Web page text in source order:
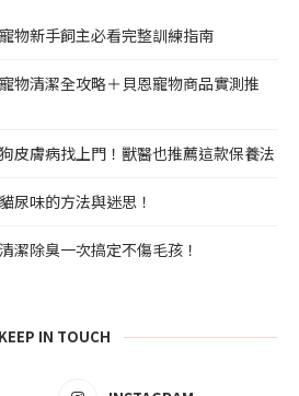
物新手飼主必看完整訓練指南
物清潔全攻略＋貝恩寵物商品實測推
皮膚病找上門！獸醫也推薦這款保養法
尿味的方法與迷思！
潔除臭一次搞定不傷毛孩！
KEEP IN TOUCH